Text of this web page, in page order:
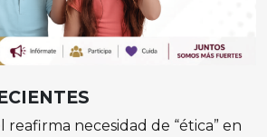
reafirma necesidad de “ética” en